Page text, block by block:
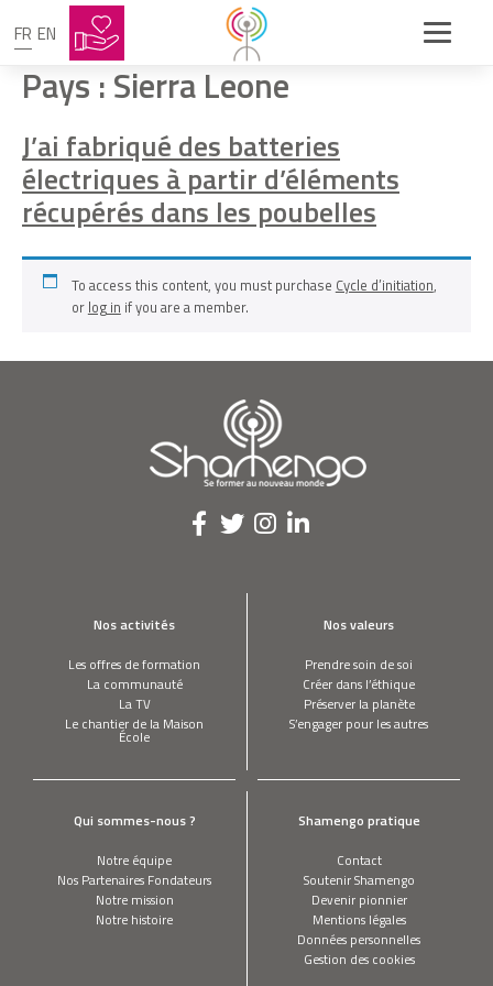
FR EN
Pays :Sierra Leone
J’ai fabriqué des batteries
électriques à partir d’éléments
récupérés dans les poubelles
To access this content, you must purchase Cycle d’initiation,
or log in if you are a member.
Nos activités
Les offres de formation
La communauté
La TV
Le chantier de la Maison
École
Nos valeurs
Prendre soin de soi
Créer dans l’éthique
Préserver la planète
S’engager pour les autres
Qui sommes-nous ?
Notre équipe
Nos Partenaires Fondateurs
Notre mission
Notre histoire
Shamengo pratique
Contact
Soutenir Shamengo
Devenir pionnier
Mentions légales
Données personnelles
Gestion des cookies